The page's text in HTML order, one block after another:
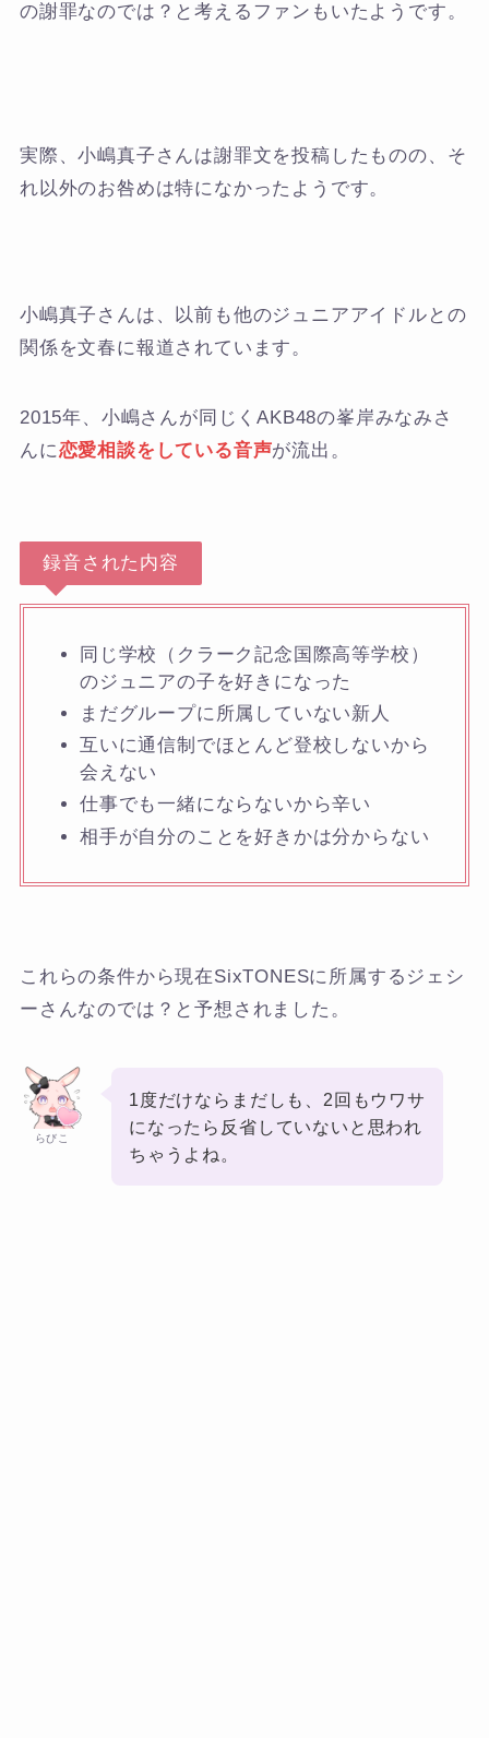
の謝罪なのでは？と考えるファンもいたようです。
実際、小嶋真子さんは謝罪文を投稿したものの、そ
れ以外のお咎めは特になかったようです。
小嶋真子さんは、以前も他のジュニアアイドルとの
関係を文春に報道されています。
2015年、小嶋さんが同じくAKB48の峯岸みなみさ
んに恋愛相談をしている音声が流出。
録音された内容
同じ学校（クラーク記念国際高等学校）
のジュニアの子を好きになった
まだグループに所属していない新人
互いに通信制でほとんど登校しないから
会えない
仕事でも一緒にならないから辛い
相手が自分のことを好きかは分からない
これらの条件から現在SixTONESに所属するジェシ
ーさんなのでは？と予想されました。
らびこ
1度だけならまだしも、2回もウワサ
になったら反省していないと思われ
ちゃうよね。